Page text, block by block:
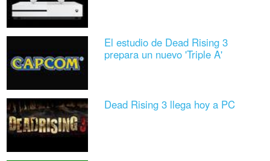
El estudio de Dead Rising 3
prepara un nuevo 'Triple A'
Dead Rising 3 llega hoy a PC